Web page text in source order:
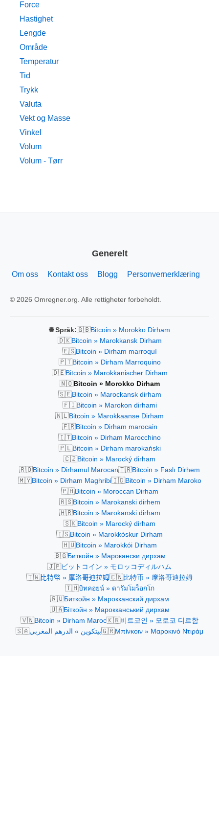
Force
Hastighet
Lengde
Område
Temperatur
Tid
Trykk
Valuta
Vekt og Masse
Vinkel
Volum
Volum - Tørr
Generelt
Om oss Kontakt oss Blogg Personvernerklæring
© 2026 Omregner.org. Alle rettigheter forbeholdt.
🌐 Språk:🇬🇧Bitcoin » Morokko Dirham
🇩🇰Bitcoin » Marokkansk Dirham
🇪🇸Bitcoin » Dirham marroquí
🇵🇹Bitcoin » Dirham Marroquino
🇩🇪Bitcoin » Marokkanischer Dirham
🇳🇴Bitcoin » Morokko Dirham
🇸🇪Bitcoin » Marockansk dirham
🇫🇮Bitcoin » Marokon dirhami
🇳🇱Bitcoin » Marokkaanse Dirham
🇫🇷Bitcoin » Dirham marocain
🇮🇹Bitcoin » Dirham Marocchino
🇵🇱Bitcoin » Dirham marokański
🇨🇿Bitcoin » Marocký dirham
🇷🇴Bitcoin » Dirhamul Marocan🇹🇷Bitcoin » Faslı Dirhem
🇲🇾Bitcoin » Dirham Maghribi🇮🇩Bitcoin » Dirham Maroko
🇵🇭Bitcoin » Moroccan Dirham
🇷🇸Bitcoin » Marokanski dirhem
🇭🇷Bitcoin » Marokanski dirham
🇸🇰Bitcoin » Marocký dirham
🇮🇸Bitcoin » Marokkóskur Dirham
🇭🇺Bitcoin » Marokkói Dirham
🇧🇬Биткойн » Марокански дирхам
🇯🇵ビットコイン » モロッコディルハム
🇹🇼比特幣 » 摩洛哥迪拉姆🇨🇳比特币 » 摩洛哥迪拉姆
🇹🇭บิทคอยน์ » ดารัมโมร็อกโก
🇷🇺Биткойн » Марокканский дирхам
🇺🇦Біткойн » Марокканський дирхам
🇻🇳Bitcoin » Dirham Maroc🇰🇷비트코인 » 모로코 디르함
🇸🇦بيتكوين » الدرهم المغربي🇬🇷Μπίνκοιν » Μαροκινό Ντιράμ